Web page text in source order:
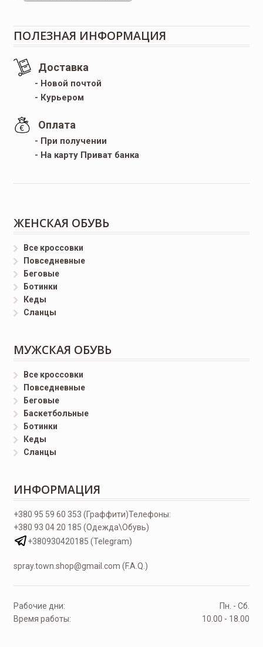
ПОЛЕЗНАЯ ИНФОРМАЦИЯ
Доставка
- Новой почтой
- Курьером
Оплата
- При получении
- На карту Приват банка
ЖЕНСКАЯ ОБУВЬ
Все кроссовки
Повседневные
Беговые
Ботинки
Кеды
Сланцы
МУЖСКАЯ ОБУВЬ
Все кроссовки
Повседневные
Беговые
Баскетбольные
Ботинки
Кеды
Сланцы
ИНФОРМАЦИЯ
Телефоны:
+380 95 59 60 353 (Граффити)
+380 93 04 20 185 (Одежда\Обувь)
+380930420185 (Telegram)
spray.town.shop@gmail.com (F.A.Q.)
Рабочие дни:
Пн. - Сб.
Время работы:
10.00 - 18.00